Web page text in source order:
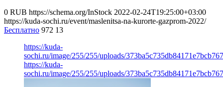
0 RUB https://schema.org/InStock 2022-02-24T19:25:00+03:00
https://kuda-sochi.ru/event/maslenitsa-na-kurorte-gazprom-2022/
Бесплатно 972 13
https://kuda-
sochi.ru/image/255/255/uploads/
https://kuda-
sochi.ru/image/255/255/uploads/